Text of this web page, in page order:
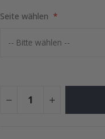
Seite wählen